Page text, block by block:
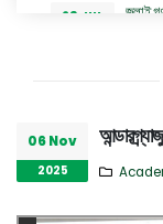
29 JUL
জুলাই
28 JUL
ঢাকা
06 Nov
2025